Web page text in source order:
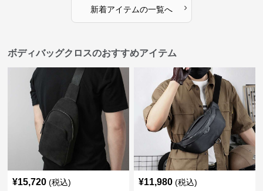
新着アイテムの一覧へ ›
ボディバッグクロスのおすすめアイテム
¥15,720 (税込) ¥11,980 (税込)